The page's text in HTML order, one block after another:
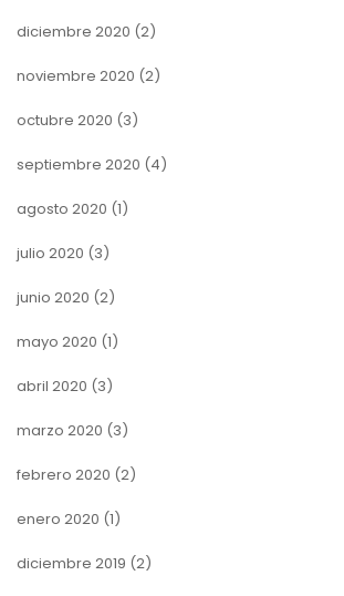
diciembre 2020 (2)
noviembre 2020 (2)
octubre 2020 (3)
septiembre 2020 (4)
agosto 2020 (1)
julio 2020 (3)
junio 2020 (2)
mayo 2020 (1)
abril 2020 (3)
marzo 2020 (3)
febrero 2020 (2)
enero 2020 (1)
diciembre 2019 (2)